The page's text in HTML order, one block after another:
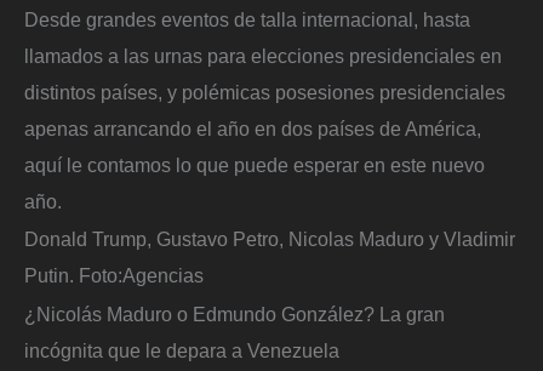
Desde grandes eventos de talla internacional, hasta
llamados a las urnas para elecciones presidenciales en
distintos países, y polémicas posesiones presidenciales
apenas arrancando el año en dos países de América,
aquí le contamos lo que puede esperar en este nuevo
año.
Donald Trump, Gustavo Petro, Nicolas Maduro y Vladimir
Putin. Foto:Agencias
¿Nicolás Maduro o Edmundo González? La gran
incógnita que le depara a Venezuela